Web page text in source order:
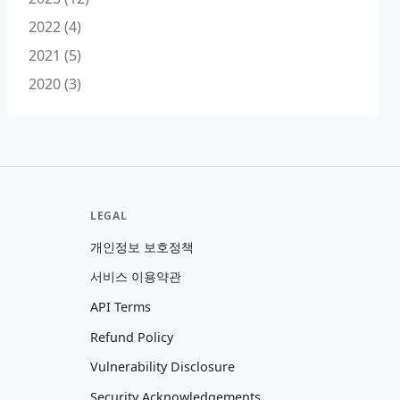
2022 (4)
2021 (5)
2020 (3)
LEGAL
개인정보 보호정책
서비스 이용약관
API Terms
Refund Policy
Vulnerability Disclosure
Security Acknowledgements